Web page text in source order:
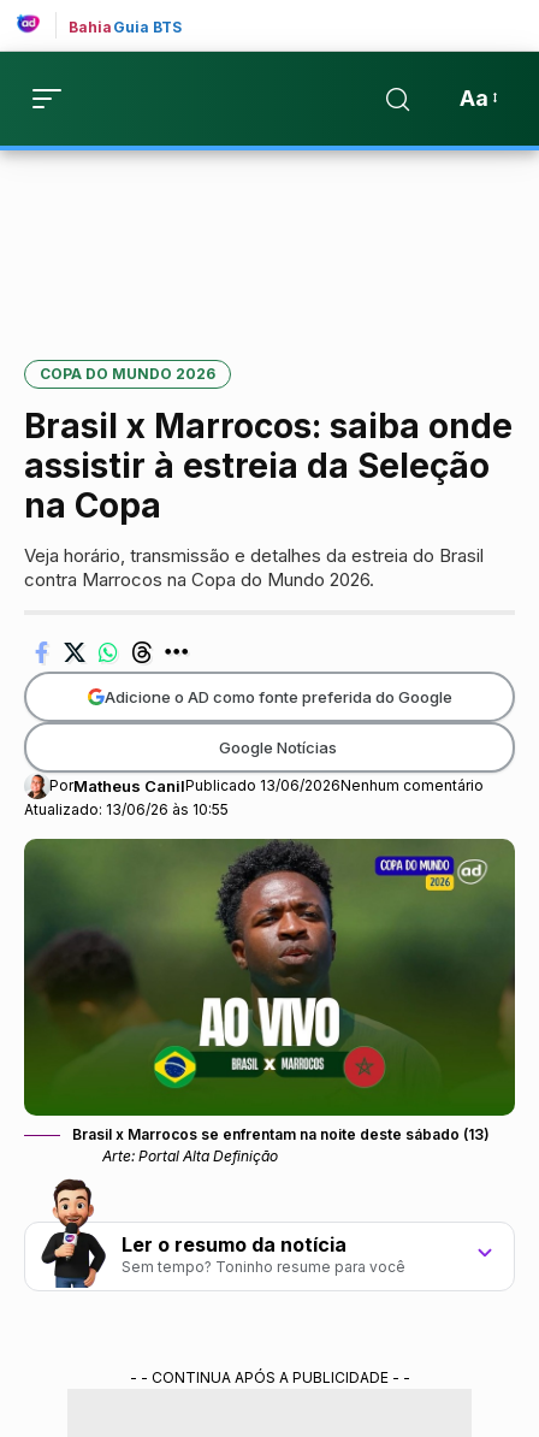
Bahia Guia BTS
Aa
COPA DO MUNDO 2026
Brasil x Marrocos: saiba onde
assistir à estreia da Seleção
na Copa
Veja horário, transmissão e detalhes da estreia do Brasil
contra Marrocos na Copa do Mundo 2026.
Atualizado: 13/06/26 às 10:55
PorMatheus CanilPublicado 13/06/2026Nenhum comentário
Adicione o AD como fonte preferida do Google
Google Notícias
Brasil x Marrocos se enfrentam na noite deste sábado (13)
Arte: Portal Alta Definição
Ler o resumo da notícia
Sem tempo? Toninho resume para você
Transmissão ao vivo: Globo, SBT, Sportv, CazéTV,
- - CONTINUA APÓS A PUBLICIDADE - -